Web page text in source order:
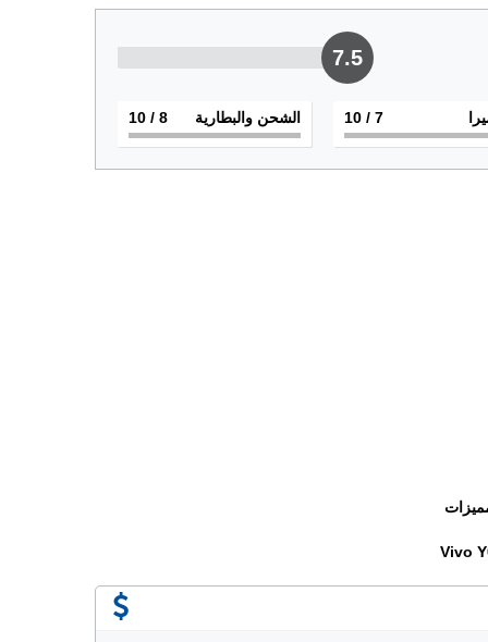
7.5
7
/ 10 الشحن والبطارية 8
/ 10